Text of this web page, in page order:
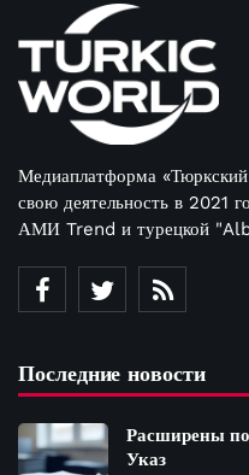
Медиаплатформа
свою деятельность в 2021
АМИ Trend и турецкой
Последние новости
Расширены
Указ